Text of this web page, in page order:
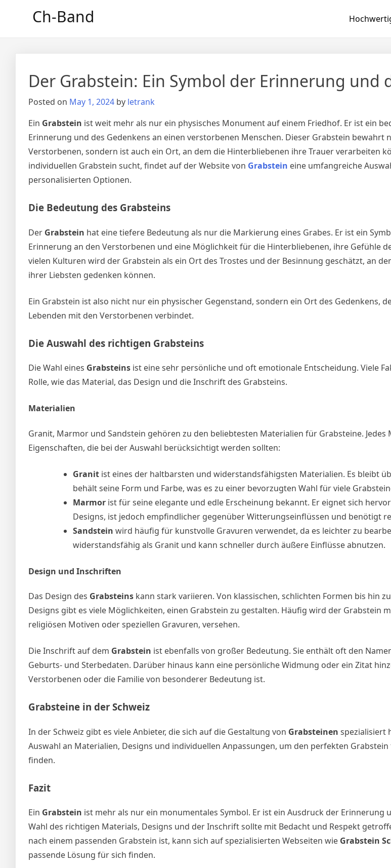
Ch-Band
Der Grabstein: Ein Symbol der Erinnerung und
Posted on May 1, 2024 by letrank
Ein Grabstein ist weit mehr als nur ein physisches Monument auf einem Friedhof. Er ist ein
Erinnerung und des Gedenkens an einen verstorbenen Menschen. Dieser Grabstein bewahrt
Verstorbenen, sondern ist auch ein Ort, an dem die Hinterbliebenen ihre Trauer verarbeiten
individuellen Grabstein sucht, findet auf der Website von Grabstein eine umfangreiche
personalisierten Optionen.
Die Bedeutung des Grabsteins
Der Grabstein hat eine tiefere Bedeutung als nur die Markierung eines Grabes. Er ist ein
Erinnerung an den Verstorbenen und eine Möglichkeit für die Hinterbliebenen, ihre Gefühle
vielen Kulturen wird der Grabstein als ein Ort des Trostes und der Besinnung geschätzt, an
ihrer Liebsten gedenken können.
Ein Grabstein ist also nicht nur ein physischer Gegenstand, sondern ein Ort des Gedenkens,
Lebenden mit den Verstorbenen verbindet.
Die Auswahl des richtigen Grabsteins
Die Wahl eines Grabsteins ist eine sehr persönliche und oft emotionale Entscheidung. Viele
Rolle, wie das Material, das Design und die Inschrift des Grabsteins.
Materialien
Granit, Marmor und Sandstein gehören zu den beliebtesten Materialien für Grabsteine. Jedes
Eigenschaften, die bei der Auswahl berücksichtigt werden sollten:
Granit ist eines der haltbarsten und widerstandsfähigsten Materialien. Es bleibt
behält seine Form und Farbe, was es zu einer bevorzugten Wahl für viele
Marmor ist für seine elegante und edle Erscheinung bekannt. Er eignet sich
Designs, ist jedoch empfindlicher gegenüber Witterungseinflüssen und benötigt
Sandstein wird häufig für kunstvolle Gravuren verwendet, da es leichter zu
widerstandsfähig als Granit und kann schneller durch äußere Einflüsse abnutzen.
Design und Inschriften
Das Design des Grabsteins kann stark variieren. Von klassischen, schlichten Formen bis hin
Designs gibt es viele Möglichkeiten, einen Grabstein zu gestalten. Häufig wird der Grabstein
religiösen Motiven oder speziellen Gravuren, versehen.
Die Inschrift auf dem Grabstein ist ebenfalls von großer Bedeutung. Sie enthält oft den
Geburts- und Sterbedaten. Darüber hinaus kann eine persönliche Widmung oder ein Zitat
Verstorbenen oder die Familie von besonderer Bedeutung ist.
Grabsteine in der Schweiz
In der Schweiz gibt es viele Anbieter, die sich auf die Gestaltung von Grabsteinen spezialisiert
Auswahl an Materialien, Designs und individuellen Anpassungen, um den perfekten
finden.
Fazit
Ein Grabstein ist mehr als nur ein monumentales Symbol. Er ist ein Ausdruck der Erinnerung
Wahl des richtigen Materials, Designs und der Inschrift sollte mit Bedacht und Respekt
nach einem passenden Grabstein ist, kann sich auf spezialisierten Webseiten wie Grabstein
passende Lösung für sich finden.